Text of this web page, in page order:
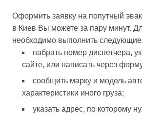
Оформить заявку на попутный
в Киев Вы можете за пару минут.
необходимо выполнить следующие
набрать номер диспетчера,
сайте, или написать через
сообщить марку и модель
характеристики иного груза;
указать адрес, по которому